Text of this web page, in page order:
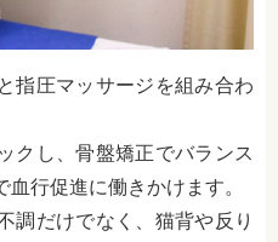
指圧マッサージを組み合わ
クし、骨盤矯正でバランス
行促進に働きかけます。
調だけでなく、猫背や反り